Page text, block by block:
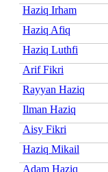
Haziq Irham
Haziq Afiq
Haziq Luthfi
Arif Fikri
Rayyan Haziq
Ilman Haziq
Aisy Fikri
Haziq Mikail
Adam Haziq